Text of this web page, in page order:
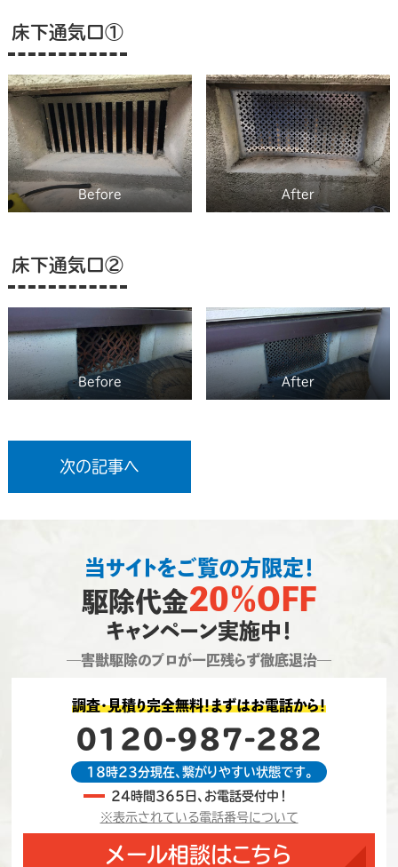
床下通気口①
Before After
床下通気口②
Before After
次の記事へ
当サイトをご覧の方限定！
駆除代金20％OFF
キャンペーン実施中！
―害獣駆除のプロが一匹残らず徹底退治―
調査・見積り完全無料！まずはお電話から！
0120-987-282
18時23分現在、繋がりやすい状態です。
24時間365日、お電話受付中！
※表示されている電話番号について
メール相談はこちら